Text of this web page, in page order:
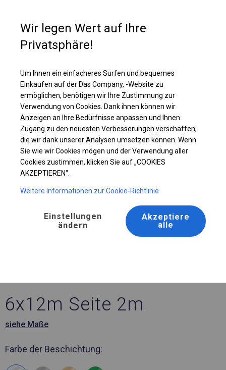
Solides Bankettzelt | 6x12 m
6x12m Seite 2m
siehe Maße
Farbe der Beschichtung:
Wir legen Wert auf Ihre
Privatsphäre!
Um Ihnen ein einfacheres Surfen und bequemes
Einkaufen auf der Das Company, -Website zu
ermöglichen, benötigen wir Ihre Zustimmung zur
Verwendung von Cookies. Dank ihnen können wir
Anzeigen an Ihre Bedürfnisse anpassen und Ihnen
Zugang zu den neuesten Verbesserungen verschaffen,
die wir dank unserer Analysen umsetzen können. Wenn
Sie wie wir Cookies mögen und der Verwendung aller
Cookies zustimmen, klicken Sie auf „COOKIES
AKZEPTIEREN“.
Weitere Informationen zur Cookie-Richtlinie
Einstellungen
ändern
Akzeptiere
alle